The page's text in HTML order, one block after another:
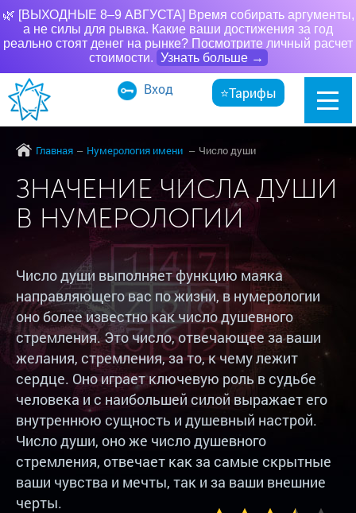
🌿 [ВЫХОДНЫЕ 8–9 АВГУСТА] Время собирать аргументы,
а не силы для рывка. Какие ваши достижения за год
реально стоят денег на рынке? Посмотрите личный расчет
стоимости. Узнать больше →
Вход ⭐Тарифы
Главная Нумерология имени Число души
ЗНАЧЕНИЕ ЧИСЛА ДУШИ
В НУМЕРОЛОГИИ
Число души выполняет функцию маяка
направляющего вас по жизни, в нумерологии
оно более известно как число душевного
стремления. Это число, отвечающее за ваши
желания, стремления, за то, к чему лежит
сердце. Оно играет ключевую роль в судьбе
человека и с наибольшей силой выражает его
внутреннюю сущность и душевный настрой.
Число души, оно же число душевного
стремления, отвечает как за самые скрытные
ваши чувства и мечты, так и за ваши внешние
черты.